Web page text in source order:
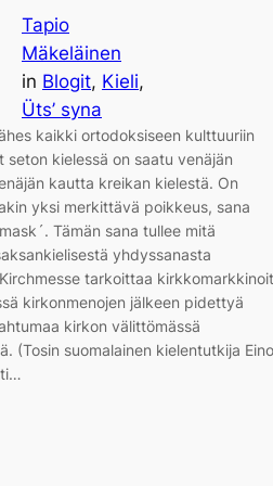
Tapio
Mäkeläinen
in Blogit, Kieli
Üts’ syna
kaikki ortodoksiseen kulttuuriin
seton kielessä on saatu venäjän
kautta kreikan kielestä. On
yksi merkittävä poikkeus, sana
Tämän sana tullee mitä
yhdyssanasta
tarkoittaa
kirkonmenojen jälkeen pidettyä
kirkon välittömässä
(Tosin suomalainen kielentutkija Eino